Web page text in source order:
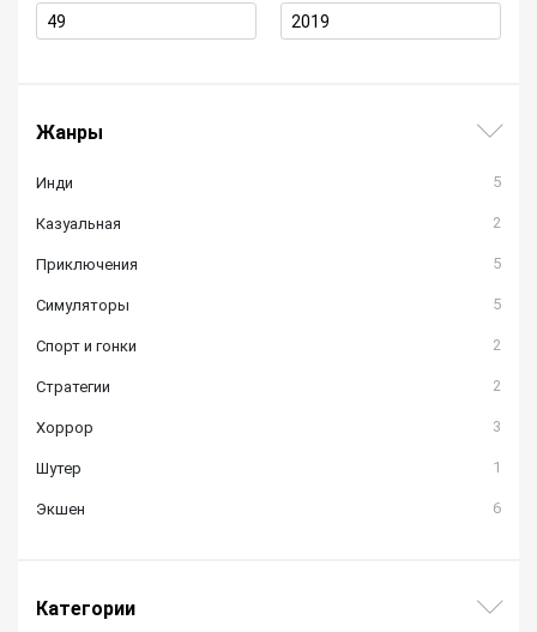
Жанры
Инди 5
Казуальная 2
Приключения 5
Симуляторы 5
Спорт и гонки 2
Стратегии 2
Хоррор 3
Шутер 1
Экшен 6
Категории